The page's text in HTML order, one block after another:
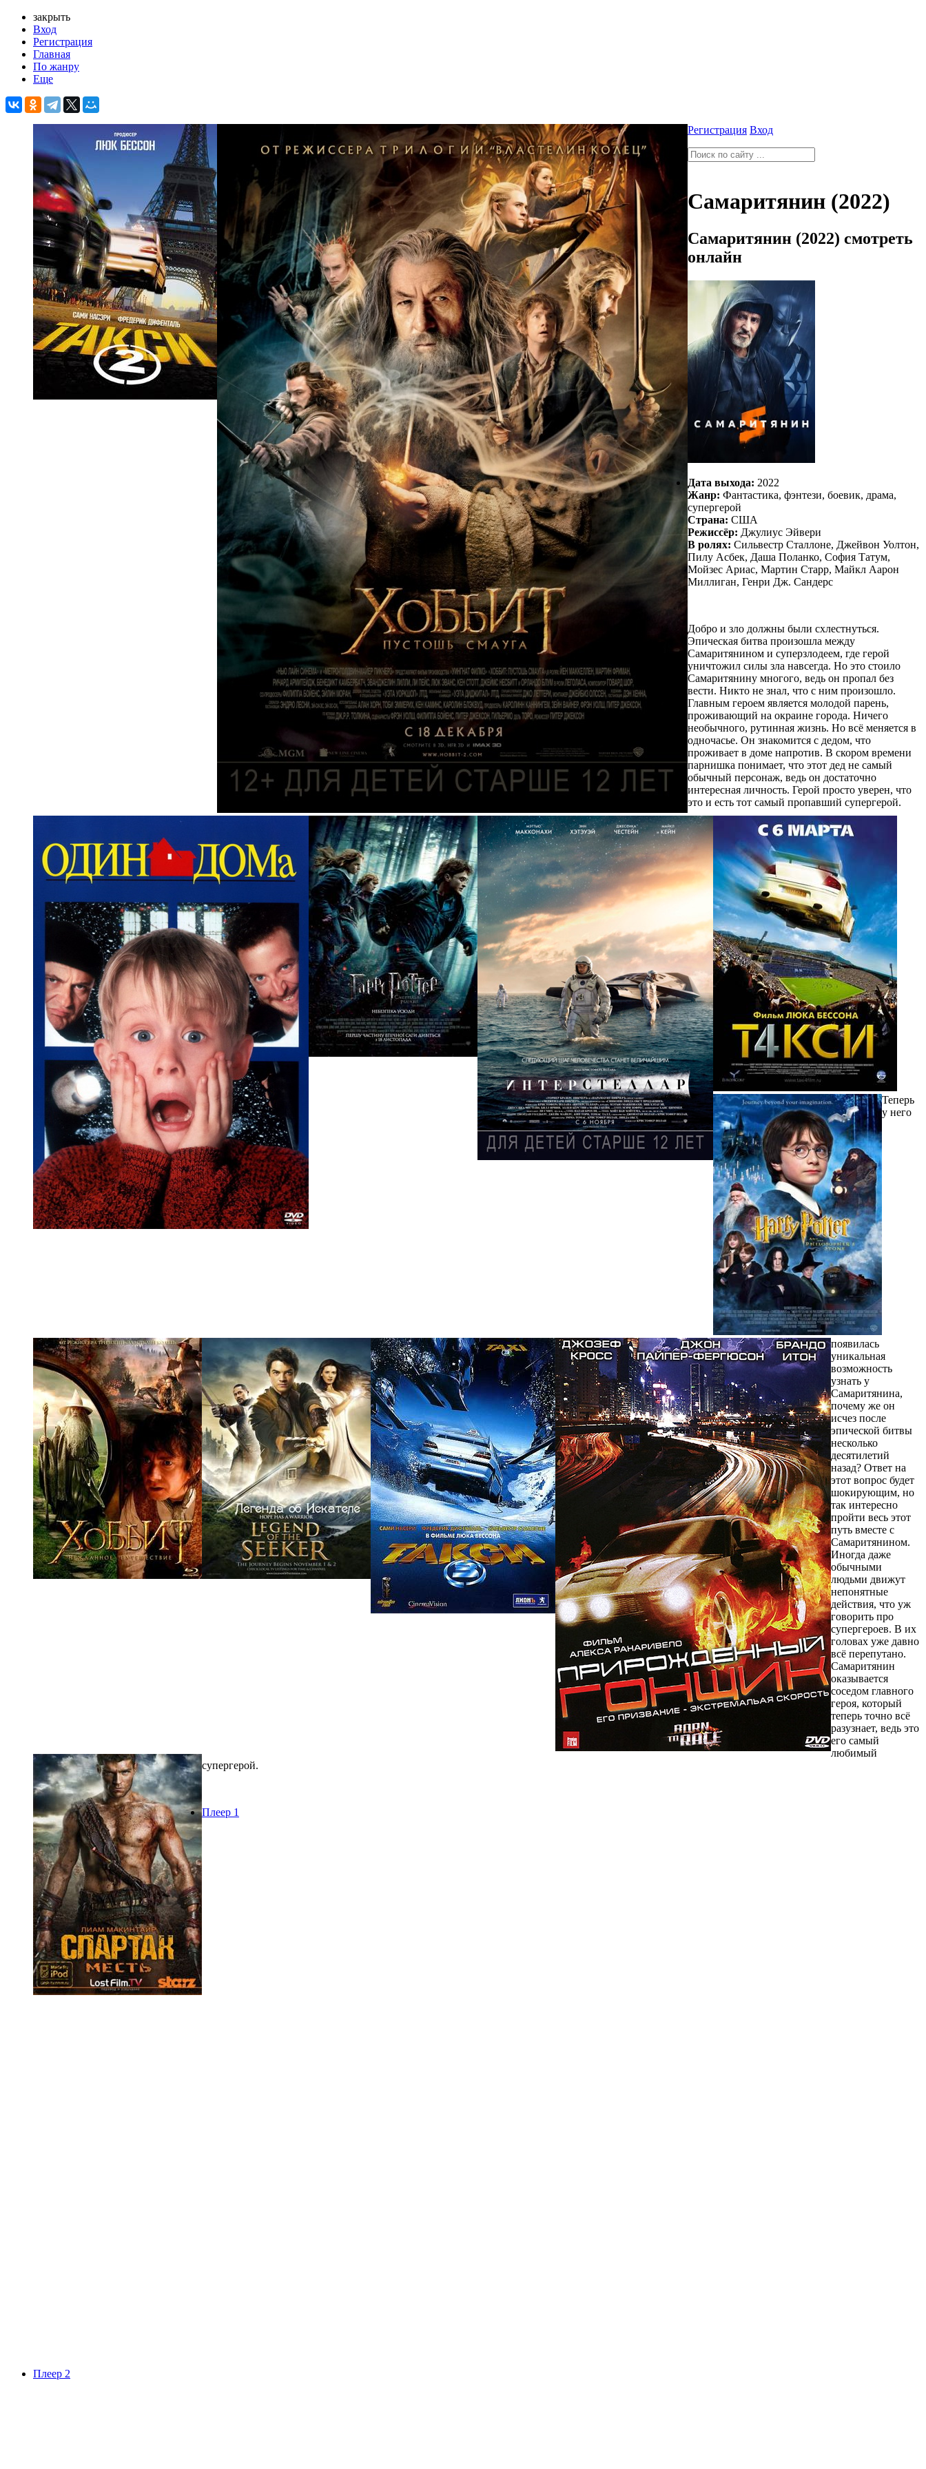
закрыть
Вход
Регистрация
Главная
По жанру
Еще
Регистрация Вход
Самаритянин (2022)
Самаритянин (2022) смотреть
онлайн
Дата выхода: 2022
Жанр: Фантастика, фэнтези, боевик, драма,
супергерой
Страна: США
Режиссёр: Джулиус Эйвери
В ролях: Сильвестр Сталлоне, Джейвон Уолтон,
Пилу Асбек, Даша Поланко, София Татум,
Мойзес Ариас, Мартин Старр, Майкл Аарон
Миллиган, Генри Дж. Сандерс
Добро и зло должны были схлестнуться.
Эпическая битва произошла между
Самаритянином и суперзлодеем, где герой
уничтожил силы зла навсегда. Но это стоило
Самаритянину многого, ведь он пропал без
вести. Никто не знал, что с ним произошло.
Главным героем является молодой парень,
проживающий на окраине города. Ничего
необычного, рутинная жизнь. Но всё меняется в
одночасье. Он знакомится с дедом, что
проживает в доме напротив. В скором времени
парнишка понимает, что этот дед не самый
обычный персонаж, ведь он достаточно
интересная личность. Герой просто уверен, что
это и есть тот самый пропавший супергерой.
Теперь
у него
появилась
уникальная
возможность
узнать у
Самаритянина,
почему же он
исчез после
эпической битвы
несколько
десятилетий
назад? Ответ на
этот вопрос будет
шокирующим, но
так интересно
пройти весь этот
путь вместе с
Самаритянином.
Иногда даже
обычными
людьми движут
непонятные
действия, что уж
говорить про
супергероев. В их
головах уже давно
всё перепутано.
Самаритянин
оказывается
соседом главного
героя, который
теперь точно всё
разузнает, ведь это
его самый
любимый
супергерой.
Плеер 1
Плеер 2